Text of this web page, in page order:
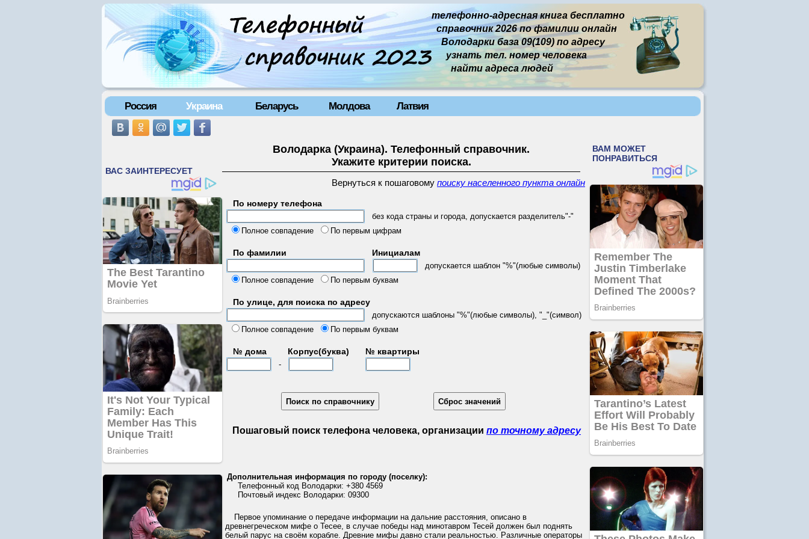
телефонно-адресная книга бесплатно
справочник 2026 по фамилии онлайн
Володарки база 09(109) по адресу
узнать тел. номер человека
найти адреса людей
Россия Украина Беларусь Молдова Латвия
Володарка (Украина). Телефонный справочник.
Укажите критерии поиска.
Вернуться к пошаговому поиску населенного пункта онлайн
По номеру телефона
без кода страны и города, допускается разделитель"-"
Полное совпадение
По первым цифрам
По фамилии Инициалам
допускается шаблон "%"(любые символы)
Полное совпадение
По первым буквам
По улице, для поиска по адресу
допускаются шаблоны "%"(любые символы), "_"(символ)
Полное совпадение
По первым буквам
№ дома Корпус(буква) № квартиры
-
Пошаговый поиск телефона человека, организации по точному адресу
Дополнительная информация по городу (поселку):
Телефонный код Володарки: +380 4569
Почтовый индекс Володарки: 09300
Первое упоминание о передаче информации на дальние расстояния, описано в
древнегреческом мифе о Тесее, в случае победы над минотавром Тесей должен был поднять
белый парус на своём корабле. Древние мифы давно стали реальностью. Различные операторы